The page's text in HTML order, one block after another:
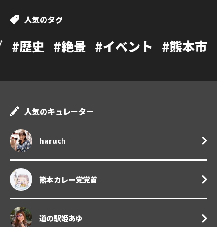
人気のタグ
絶景 #イベント #熊本市 #カフェ
人気のキュレーター
haruch
熊本カレー党党首
道の駅姫あゆ